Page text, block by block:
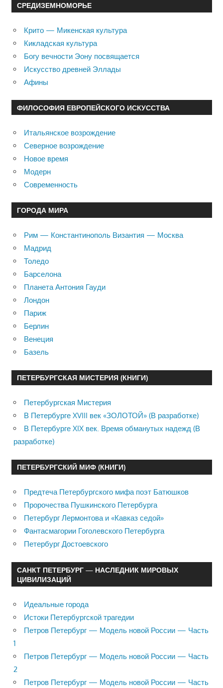
СРЕДИЗЕМНОМОРЬЕ
Крито — Микенская культура
Кикладская культура
Богу вечности Эону посвящается
Искусство древней Эллады
Афины
ФИЛОСОФИЯ ЕВРОПЕЙСКОГО ИСКУССТВА
Итальянское возрождение
Северное возрождение
Новое время
Модерн
Современность
ГОРОДА МИРА
Рим — Константинополь Византия — Москва
Мадрид
Толедо
Барселона
Планета Антония Гауди
Лондон
Париж
Берлин
Венеция
Базель
ПЕТЕРБУРГСКАЯ МИСТЕРИЯ (КНИГИ)
Петербургская Мистерия
В Петербурге XVIII век «ЗОЛОТОЙ» (В разработке)
В Петербурге XIX век. Время обманутых надежд (В
разработке)
ПЕТЕРБУРГСКИЙ МИФ (КНИГИ)
Предтеча Петербургского мифа поэт Батюшков
Пророчества Пушкинского Петербурга
Петербург Лермонтова и «Кавказ седой»
Фантасмагории Гоголевского Петербурга
Петербург Достоевского
САНКТ ПЕТЕРБУРГ — НАСЛЕДНИК МИРОВЫХ
ЦИВИЛИЗАЦИЙ
Идеальные города
Истоки Петербургской трагедии
Петров Петербург — Модель новой России — Часть
1
Петров Петербург — Модель новой России — Часть
2
Петров Петербург — Модель новой России — Часть